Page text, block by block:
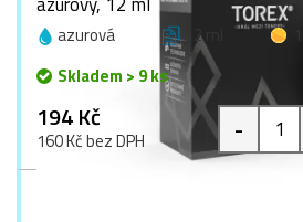
azurová 12 ml
Skladem > 9 ks
194 Kč
160 Kč bez DPH -